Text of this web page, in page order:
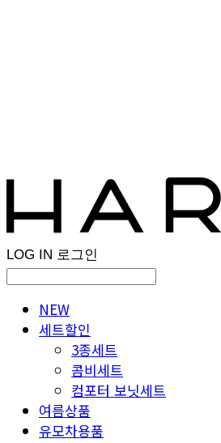
LOG IN 로그인
NEW
세트할인
3종세트
콤비세트
컴포터 보닛세트
여름상품
유모차용품